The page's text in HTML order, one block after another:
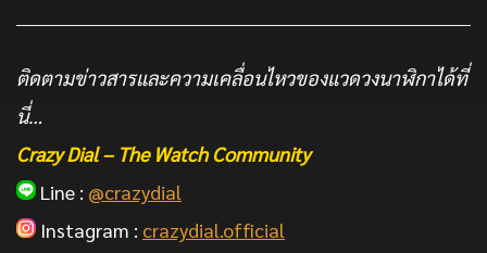
ติดตามข่าวสารและความเคลื่อนไหวของแวดวงนาฬิกาได้ที่
นี่…
Crazy Dial – The Watch Community
Line : @crazydial
Instagram : crazydial.official